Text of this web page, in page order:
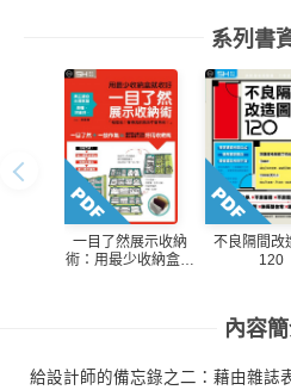
系列書
一目了然展示收納
術：用最少收納盒就
不良隔間改
120
內容
給設計師的備忘錄之二：藉由雜誌